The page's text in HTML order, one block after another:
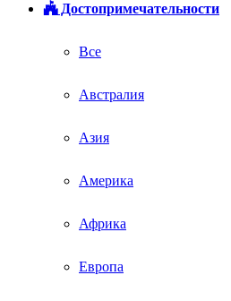
Достопримечательности
Все
Австралия
Азия
Америка
Африка
Европа